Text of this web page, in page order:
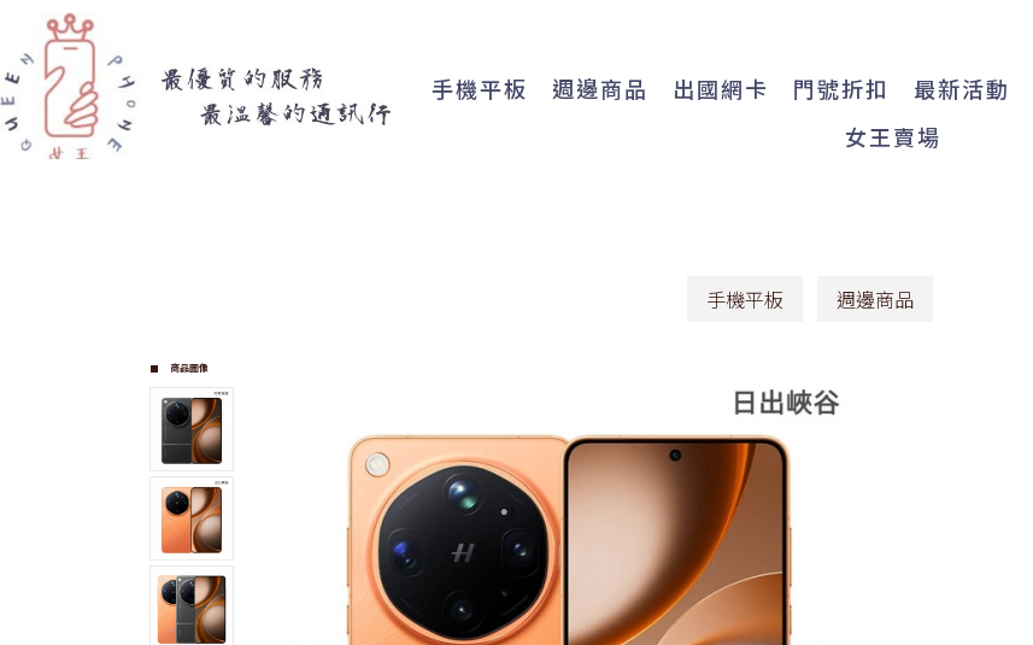
手機平板 門號折扣
週邊商品 最新活動
女王賣場
出國網卡
手機平板 週邊商品
商品圖像